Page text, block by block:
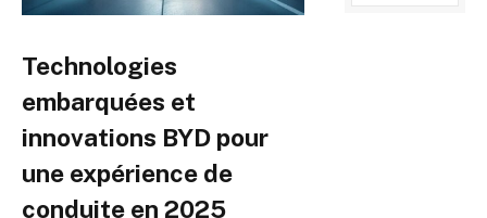
Technologies
embarquées et
innovations BYD pour
une expérience de
conduite en 2025